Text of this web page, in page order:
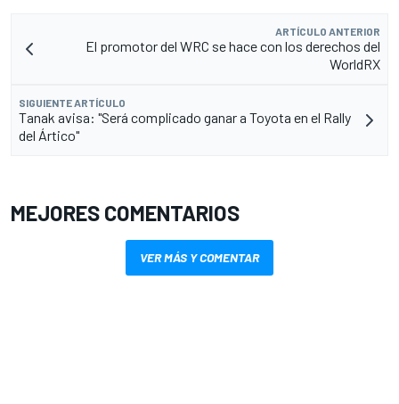
ARTÍCULO ANTERIOR
El promotor del WRC se hace con los derechos del
WorldRX
SIGUIENTE ARTÍCULO
Tanak avisa: "Será complicado ganar a Toyota en el Rally
del Ártico"
MEJORES COMENTARIOS
VER MÁS Y COMENTAR